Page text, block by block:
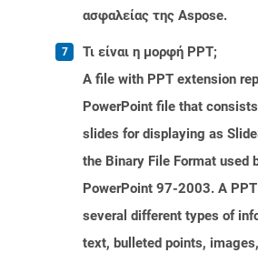
ασφαλείας της Aspose.
Τι είναι η μορφή PPT;
A file with PPT extension
PowerPoint file that
slides for displaying as
the Binary File Format used
PowerPoint 97-2003. A
several different types of
text, bulleted points,